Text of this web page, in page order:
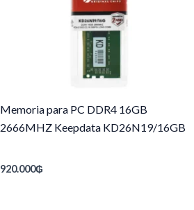
Memoria para PC DDR4 16GB
2666MHZ Keepdata KD26N19/16GB
920.000₲